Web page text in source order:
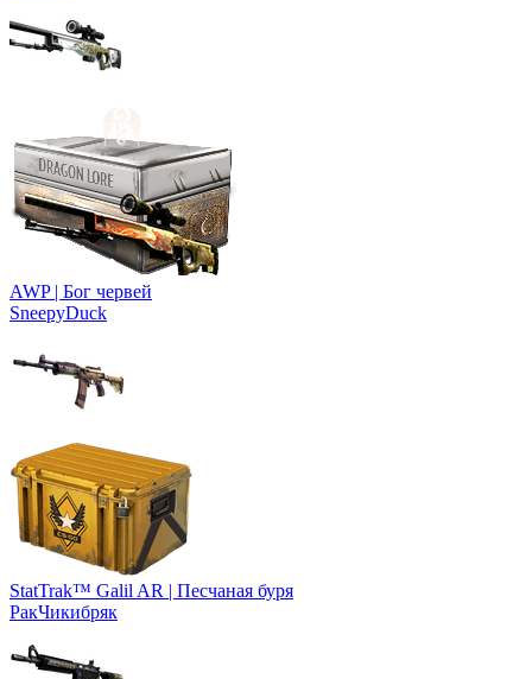
AWP | Бог червей
SneepyDuck
StatTrak™ Galil AR | Песчаная буря
РакЧикибряк